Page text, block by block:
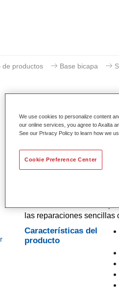
de productos Base bicapa
Gracias a su continuo
altos de precisión de
conocimiento tecnológico
las reparaciones sencillas
Características del
producto
We use cookies to personalize content
our online services, you agree to Axalta
See our Privacy Policy to learn how we
Cookie Preference Center